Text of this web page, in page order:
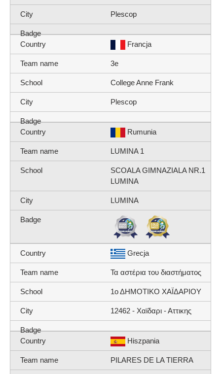
Plescop
Francja
3e
College Anne Frank
Plescop
Rumunia
LUMINA 1
SCOALA GIMNAZIALA NR.1
LUMINA
LUMINA
Grecja
Τα αστέρια του διαστήματος
1ο ΔΗΜΟΤΙΚΟ ΧΑΪΔΑΡΙΟΥ
12462 - Χαϊδαρι - Αττικης
Hiszpania
PILARES DE LA TIERRA